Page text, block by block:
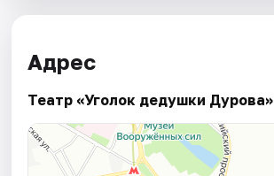
Адрес
Театр «Уголок дедушки Дурова»